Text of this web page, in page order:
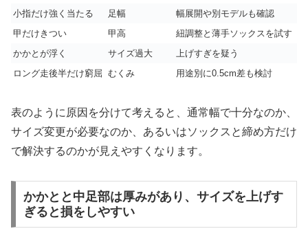
小指だけ強く当たる
足幅
幅展開や別モデルも確認
甲だけきつい
甲高
紐調整と薄手ソックスを試す
かかとが浮く
サイズ過大
上げすぎを疑う
ロング走後半だけ窮屈 むくみ 用途別に0.5cm差も検討
表のように原因を分けて考えると、通常幅で十分なのか、
サイズ変更が必要なのか、あるいはソックスと締め方だけ
で解決するのかが見えやすくなります。
かかとと中足部は厚みがあり、サイズを上げす
ぎると損をしやすい